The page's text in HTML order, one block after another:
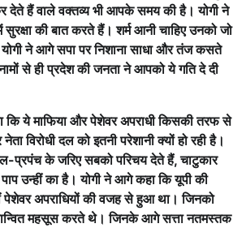
हैं वाले वक्तव्य भी आपके समय की है। योगी ने
की बात करते हैं। शर्म आनी चाहिए उनको जो
ने आगे सपा पर निशाना साधा और तंज कसते
से ही प्रदेश की जनता ने आपको ये गति दे दी
कि ये माफिया और पेशेवर अपराधी किसकी तरफ से
विरोधी दल को इतनी परेशानी क्यों हो रही है।
प्रपंच के जरिए सबको परिचय देते हैं, चाटुकार
उन्हीं का है। योगी ने आगे कहा कि यूपी की
पेशेवर अपराधियों की वजह से हुआ था। जिनको
महसूस करते थे। जिनके आगे सत्ता नतमस्तक